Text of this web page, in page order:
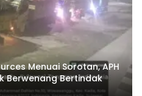
Menuai Sorotan, APH
Berwenang Bertindak